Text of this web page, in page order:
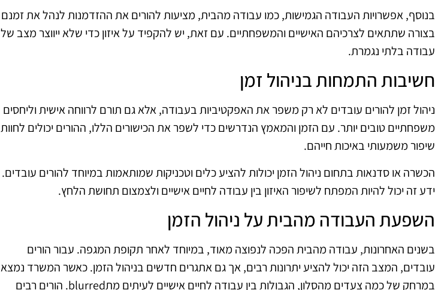
בנוסף, אפשרויות העבודה הגמישות, כמו עבודה מהבית, מציעות להורים את ההזדמנות לנהל את זמנם
בצורה שתתאים לצרכיהם האישיים והמשפחתיים. עם זאת, יש להקפיד על איזון כדי שלא ייווצר מצב של
עבודה בלתי נגמרת.
חשיבות התמחות בניהול זמן
ניהול זמן להורים עובדים לא רק משפר את האפקטיביות בעבודה, אלא גם תורם לרווחה אישית וליחסים
משפחתיים טובים יותר. עם הזמן והמאמץ הנדרשים כדי לשפר את הכישורים הללו, ההורים יכולים לחוות
שיפור משמעותי באיכות חייהם.
הכשרה או סדנאות בתחום ניהול הזמן יכולות להציע כלים וטכניקות שמותאמות במיוחד להורים עובדים.
ידע זה יכול להיות המפתח לשיפור האיזון בין עבודה לחיים אישיים ולצמצום תחושת הלחץ.
השפעת העבודה מהבית על ניהול הזמן
בשנים האחרונות, עבודה מהבית הפכה לנפוצה מאוד, במיוחד לאחר תקופת המגפה. עבור הורים
עובדים, המצב הזה יכול להציע יתרונות רבים, אך גם אתגרים חדשים בניהול הזמן. כאשר המשרד נמצא
במרחק של כמה צעדים מהסלון, הגבולות בין עבודה לחיים אישיים לעיתים מתblurred. הורים רבים